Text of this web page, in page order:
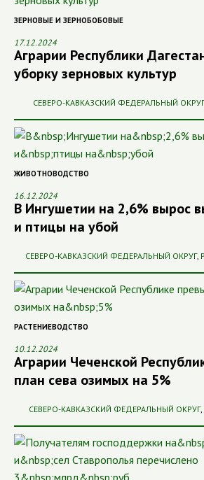
ЗЕРНОВЫЕ И ЗЕРНОБОБОВЫЕ
17.12.2024
Аграрии Республики
уборку зерновых культур
СЕВЕРО-КАВКАЗСКИЙ ФЕДЕРАЛЬНЫЙ ОКРУГ
ЖИВОТНОВОДСТВО
16.12.2024
В Ингушетии на 2,6% вырос
и птицы на убой
СЕВЕРО-КАВКАЗСКИЙ ФЕДЕРАЛЬНЫЙ ОКРУГ,
РАСТЕНИЕВОДСТВО
10.12.2024
Аграрии Чеченской
план сева озимых на 5%
СЕВЕРО-КАВКАЗСКИЙ ФЕДЕРАЛЬНЫЙ ОКРУГ,